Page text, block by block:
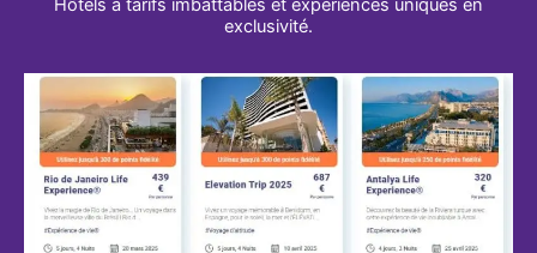
Hôtels à tarifs imbattables et expériences uniques en
exclusivité.